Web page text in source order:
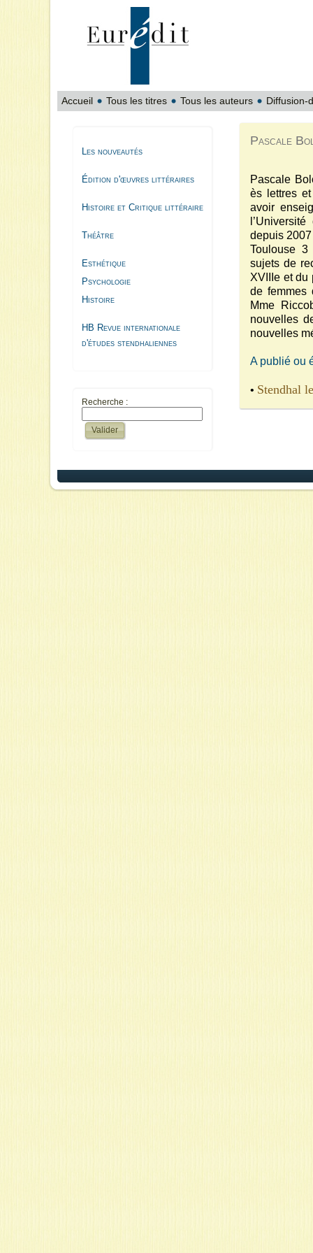
Accueil Tous les titres Tous les auteurs Diffusion-
Les nouveautés
Édition d'œuvres littéraires
Histoire et Critique littéraire
Théâtre
Esthétique
Psychologie
Histoire
HB Revue internationale
d'études stendhaliennes
Recherche :
Pascale
Pascale
ès lettres
avoir
depuis
Toulouse 3
sujets de
XVIIIe et du
de femmes
Mme
nouvelles
nouvelles
A publié ou
• Stendhal